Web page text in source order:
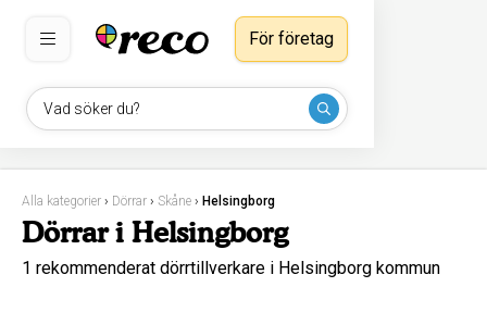
Vad söker du?
För företag
Alla kategorier › Dörrar › Skåne › Helsingborg
Dörrar i Helsingborg
1 rekommenderat dörrtillverkare i Helsingborg kommun